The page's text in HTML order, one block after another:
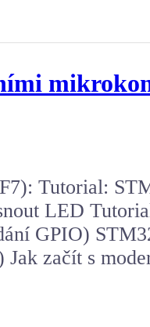
Tutorial:
LED
GPIO)
začít s